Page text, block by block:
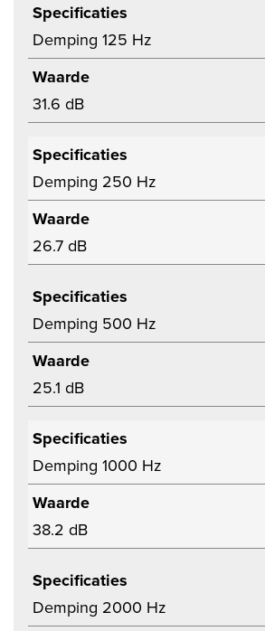
Specificaties
Demping 125 Hz
Waarde
31.6 dB
Specificaties
Demping 250 Hz
Waarde
26.7 dB
Specificaties
Demping 500 Hz
Waarde
25.1 dB
Specificaties
Demping 1000 Hz
Waarde
38.2 dB
Specificaties
Demping 2000 Hz